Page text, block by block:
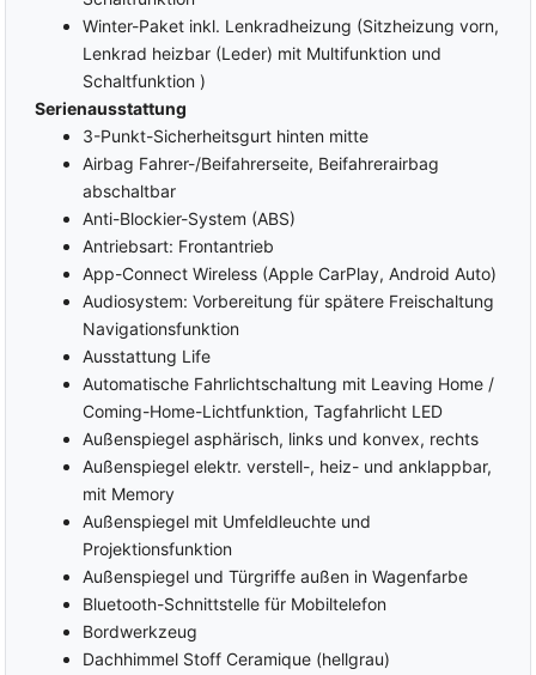
Verkehrszeichenerkennung
Müdigkeitswarner
Ausparkassistent
Winter-Paket inkl. Lenkradheizung (Sitzheizung vorn,
Lenkrad heizbar (Leder) mit Multifunktion und
Schaltfunktion )
Serienausstattung
3-Punkt-Sicherheitsgurt hinten mitte
Airbag Fahrer-/Beifahrerseite, Beifahrerairbag
abschaltbar
Anti-Blockier-System (ABS)
Antriebsart: Frontantrieb
App-Connect Wireless (Apple CarPlay, Android Auto)
Audiosystem: Vorbereitung für spätere Freischaltung
Navigationsfunktion
Ausstattung Life
Automatische Fahrlichtschaltung mit Leaving Home /
Coming-Home-Lichtfunktion, Tagfahrlicht LED
Außenspiegel asphärisch, links und konvex, rechts
Außenspiegel elektr. verstell-, heiz- und anklappbar,
mit Memory
Außenspiegel mit Umfeldleuchte und
Projektionsfunktion
Außenspiegel und Türgriffe außen in Wagenfarbe
Bluetooth-Schnittstelle für Mobiltelefon
Bordwerkzeug
Dachhimmel Stoff Ceramique (hellgrau)